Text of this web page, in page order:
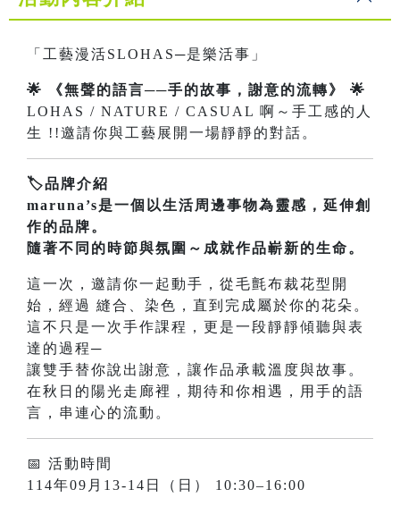
「工藝漫活SLOHAS─是樂活事」
🌟 《無聲的語言──手的故事，謝意的流轉》 🌟
LOHAS / NATURE / CASUAL 啊～手工感的人
生 !!邀請你與工藝展開一場靜靜的對話。
🏷品牌介紹
maruna’s是一個以生活周邊事物為靈感，延伸創
作的品牌。
隨著不同的時節與氛圍～成就作品嶄新的生命。
這一次，邀請你一起動手，從毛氈布裁花型開
始，經過 縫合、染色，直到完成屬於你的花朵。
這不只是一次手作課程，更是一段靜靜傾聽與表
達的過程─
讓雙手替你說出謝意，讓作品承載溫度與故事。
在秋日的陽光走廊裡，期待和你相遇，用手的語
言，串連心的流動。
📅 活動時間
114年09月13-14日（日） 10:30–16:00